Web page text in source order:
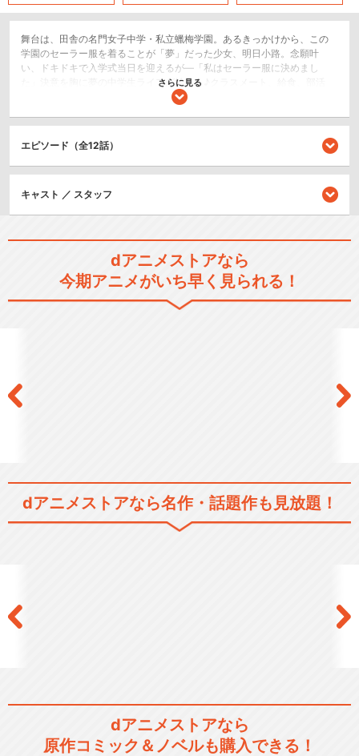
舞台は、田舎の名門女子中学・私立蠟梅学園。あるきっかけから、この
学園のセーラー服を着ることが「夢」だった少女、明日小路。念願叶
い、ドキドキで入学式当日を迎えるが―「私はセーラー服に決めまし
た」決意を胸に夢の中学生ライフが始まる♪クラスメート、給食、部活
動…“初めて”だらけの毎日を、小路は全力で駆け抜ける！少女たちの、キ
さらに見る
閉じる
エピソード（全12話）
キャスト ／ スタッフ
dアニメストアなら
今期アニメがいち早く見られる！
dアニメストアなら名作・話題作も見放題！
dアニメストアなら
原作コミック＆ノベルも購入できる！